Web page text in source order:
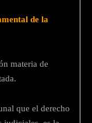
de la
materia de
que el derecho